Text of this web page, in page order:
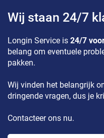
Wij staan 24/7
Longin Service is 24/7
belang om eventuele
pakken.
Wij vinden het belangrijk
dringende vragen, dus je
Contacteer ons nu.